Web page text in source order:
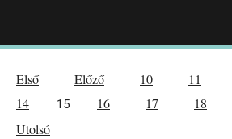
Első Előző 10 11
14
15 16 17 18
Utolsó